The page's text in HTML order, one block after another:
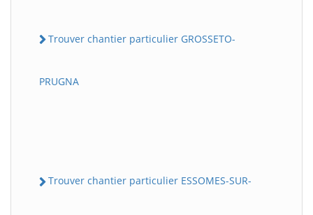
Trouver chantier particulier GROSSETO-
PRUGNA
Trouver chantier particulier ESSOMES-SUR-